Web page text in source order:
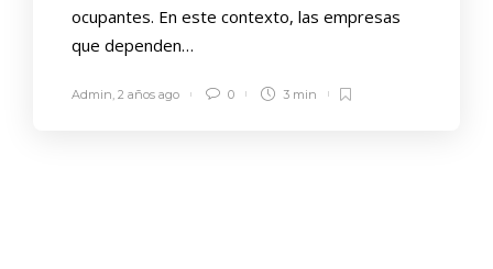
ocupantes. En este contexto, las empresas
que dependen…
Admin, 2 años ago 0 3 min